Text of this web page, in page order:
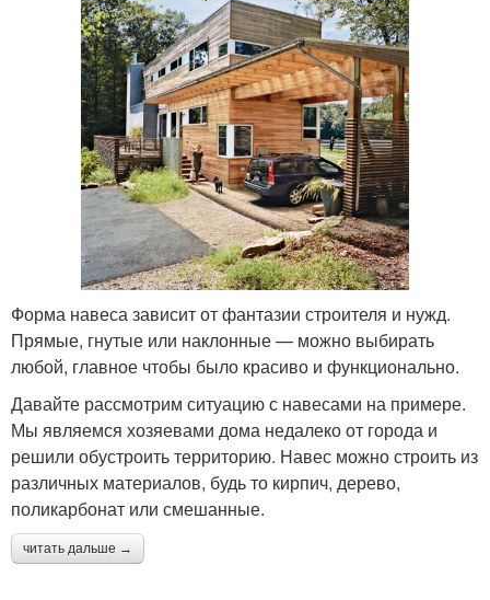
Форма навеса зависит от фантазии строителя и нужд.
Прямые, гнутые или наклонные — можно выбирать
любой, главное чтобы было красиво и функционально.
Давайте рассмотрим ситуацию с навесами на примере.
Мы являемся хозяевами дома недалеко от города и
решили обустроить территорию. Навес можно строить из
различных материалов, будь то кирпич, дерево,
поликарбонат или смешанные.
читать дальше →